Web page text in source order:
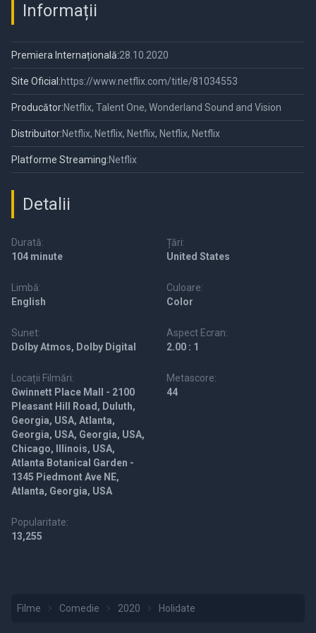
Informații
Premiera Internațională:28.10.2020
Site Oficial:https://www.netflix.com/title/81034553
Producător:Netflix, Talent One, Wonderland Sound and Vision
Distribuitor:Netflix, Netflix, Netflix, Netflix, Netflix
Platforme Streaming:Netflix
Detalii
Durată:
104 minute
Țări:
United States
Limbă:
English
Culoare:
Color
Sunet:
Dolby Atmos, Dolby Digital
Aspect Ecran:
2.00 : 1
Locații Filmări:
Gwinnett Place Mall - 2100
Pleasant Hill Road, Duluth,
Georgia, USA, Atlanta,
Georgia, USA, Georgia, USA,
Chicago, Illinois, USA,
Atlanta Botanical Garden -
1345 Piedmont Ave NE,
Atlanta, Georgia, USA
Metascore:
44
Popularitate:
13,255
Filme Comedie 2020 Holidate